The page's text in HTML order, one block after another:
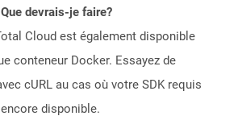
devrais-je faire?
Cloud est également disponible
conteneur Docker. Essayez de
cURL au cas où votre SDK requis
encore disponible.